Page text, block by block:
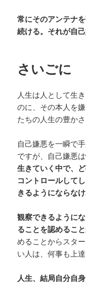
常にそのアンテナ
続ける。それが自
さいごに
人生は人として生
のに、その本人を
たちの人生の豊か
自己嫌悪を一瞬で
ですが、自己嫌悪
生きていく中で、
コントロールして
きるようにならな
観察できるように
ることを認めるこ
めることからスタ
い人は、何事も上
人生、結局自分自